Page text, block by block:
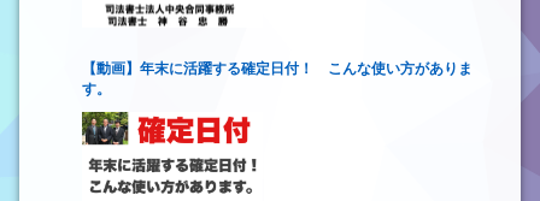
【動画】年末に活躍する確定日付！ こんな使い方がありま
す。